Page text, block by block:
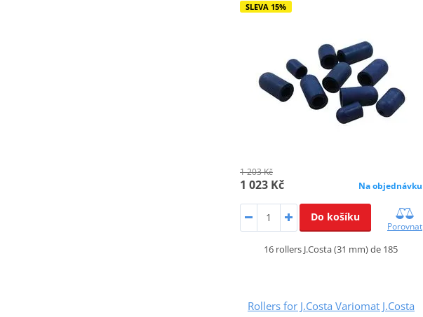
SLEVA 15%
1 203 Kč
1 023 Kč Na objednávku
Do košíku
Porovnat
16 rollers J.Costa (31 mm) de 185
Rollers for J.Costa Variomat J.Costa